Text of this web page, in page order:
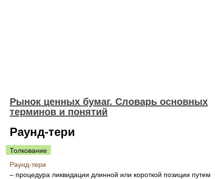
Рынок ценных бумаг. Словарь основных
терминов и понятий
Раунд-тери
Толкование
Раунд-тери
– процедура ликвидации длинной или короткой позиции путем